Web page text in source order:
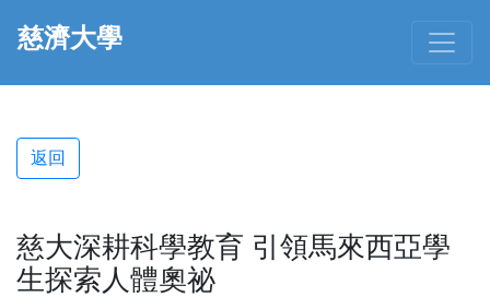
慈濟大學
返回
慈大深耕科學教育 引領馬來西亞學
生探索人體奧祕